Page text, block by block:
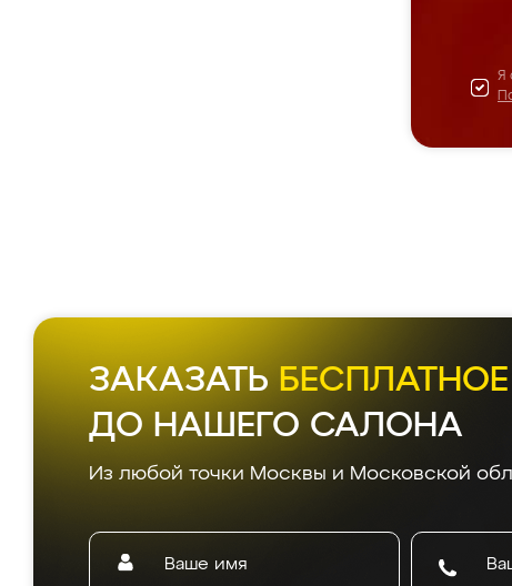
Я
ЗАКАЗАТЬ
ДО НАШЕГО САЛОНА
Из любой точки Москвы и Московской